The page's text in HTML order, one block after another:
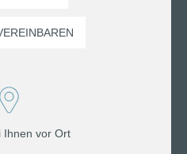
Ihnen vor Ort